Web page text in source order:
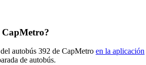
CapMetro?
autobús 392 de CapMetro en la aplicación
de autobús.